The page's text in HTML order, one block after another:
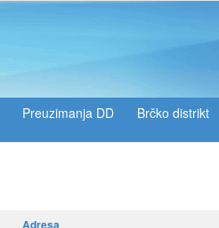
Preuzimanja DD Brčko distrikt
Adresa